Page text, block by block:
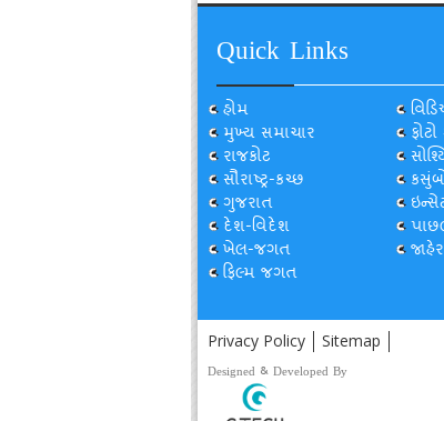
Quick Links
હોમ
મુખ્ય સમાચાર
રાજકોટ
સૌરાષ્ટ્ર-કચ્છ
ગુજરાત
દેશ-વિદેશ
ખેલ-જગત
ફિલ્મ જગત
Privacy Policy Sitemap
Designed & Developed By